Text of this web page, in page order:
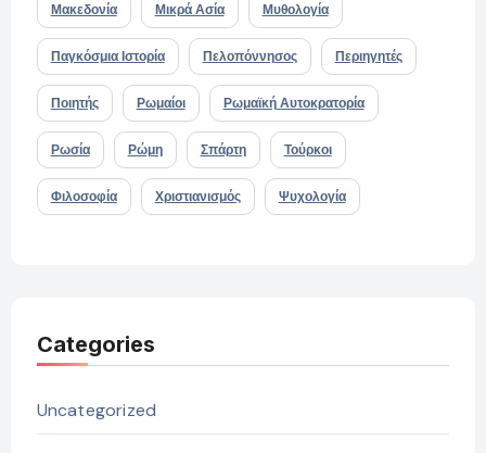
Μακεδονία Μικρά Ασία Μυθολογία
Παγκόσμια Ιστορία Πελοπόννησος Περιηγητές
Ποιητής Ρωμαίοι Ρωμαϊκή Αυτοκρατορία
Ρωσία Ρώμη Σπάρτη Τούρκοι
Φιλοσοφία Χριστιανισμός Ψυχολογία
Categories
Uncategorized